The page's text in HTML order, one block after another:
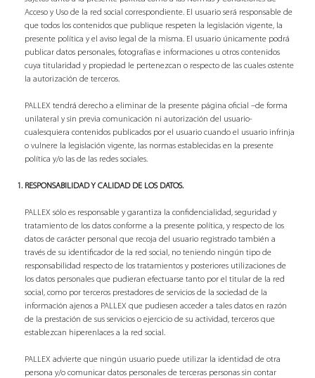
Acceso y Uso de la red social correspondiente. El usuario será responsable de
que todos los contenidos que publique respeten la legislación vigente, la
presente política y el aviso legal de la misma. El usuario únicamente podrá
publicar datos personales, fotografías e informaciones u otros contenidos
cuya titularidad y propiedad le pertenezcan o respecto de las cuales ostente
la autorización de terceros.
PALLEX tendrá derecho a eliminar de la presente página oficial –de forma
unilateral y sin previa comunicación ni autorización del usuario-
cualesquiera contenidos publicados por el usuario cuando el usuario infrinja
o vulnere la legislación vigente, las normas establecidas en la presente
política y/o las de las redes sociales.
RESPONSABILIDAD Y CALIDAD DE LOS DATOS.
PALLEX sólo es responsable y garantiza la confidencialidad, seguridad y
tratamiento de los datos conforme a la presente política, y respecto de los
datos de carácter personal que recoja del usuario registrado también a
través de su identificador de la red social, no teniendo ningún tipo de
responsabilidad respecto de los tratamientos y posteriores utilizaciones de
los datos personales que pudieran efectuarse tanto por el titular de la red
social, como por terceros prestadores de servicios de la sociedad de la
información ajenos a PALLEX que pudiesen acceder a tales datos en razón
de la prestación de sus servicios o ejercicio de su actividad, terceros que
establezcan hiperenlaces a la red social.
PALLEX advierte que ningún usuario puede utilizar la identidad de otra
persona y/o comunicar datos personales de terceras personas sin contar